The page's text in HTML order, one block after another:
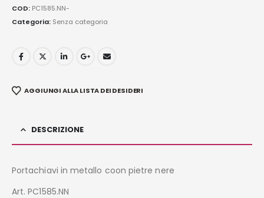
COD: PC1585.NN-
Categoria: Senza categoria
AGGIUNGI ALLA LISTA DEI DESIDERI
DESCRIZIONE
Portachiavi in metallo coon pietre nere
Art. PC1585.NN